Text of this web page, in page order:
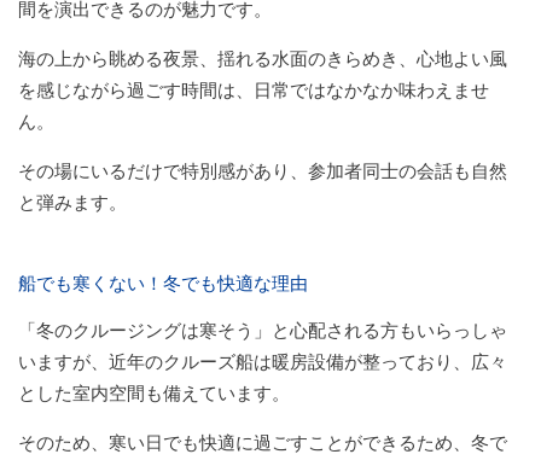
間を演出できるのが魅力です。
海の上から眺める夜景、揺れる水面のきらめき、心地よい風
を感じながら過ごす時間は、日常ではなかなか味わえませ
ん。
その場にいるだけで特別感があり、参加者同士の会話も自然
と弾みます。
船でも寒くない！冬でも快適な理由
「冬のクルージングは寒そう」と心配される方もいらっしゃ
いますが、近年のクルーズ船は暖房設備が整っており、広々
とした室内空間も備えています。
そのため、寒い日でも快適に過ごすことができるため、冬で